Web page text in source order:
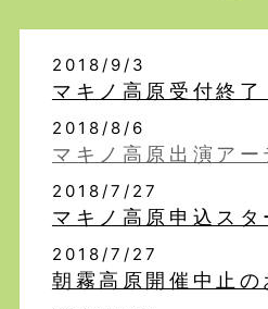
2018/9/3
マキノ高原受付終了
2018/8/6
マキノ高原出演アー
2018/7/27
マキノ高原申込スタ
2018/7/27
朝霧高原開催中止の